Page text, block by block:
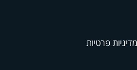
מדיניות פרטיות